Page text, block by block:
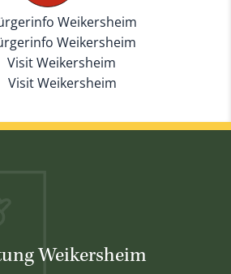
Weikersheim
Weikersheim
Visit Weikersheim
Visit Weikersheim
Weikersheim